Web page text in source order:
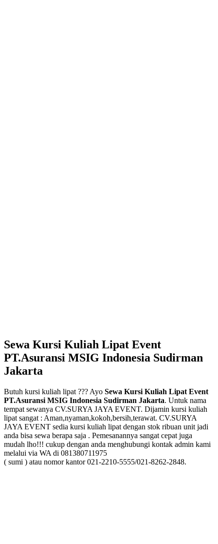
Sewa Kursi Kuliah Lipat Event
PT.Asuransi MSIG Indonesia Sudirman
Jakarta
Butuh kursi kuliah lipat ??? Ayo Sewa Kursi Kuliah Lipat Event
PT.Asuransi MSIG Indonesia Sudirman Jakarta. Untuk nama
tempat sewanya CV.SURYA JAYA EVENT. Dijamin kursi kuliah
lipat sangat : Aman,nyaman,kokoh,bersih,terawat. CV.SURYA
JAYA EVENT sedia kursi kuliah lipat dengan stok ribuan unit jadi
anda bisa sewa berapa saja . Pemesanannya sangat cepat juga
mudah lho!!! cukup dengan anda menghubungi kontak admin kami
melalui via WA di 081380711975
( sumi ) atau nomor kantor 021-2210-5555/021-8262-2848.